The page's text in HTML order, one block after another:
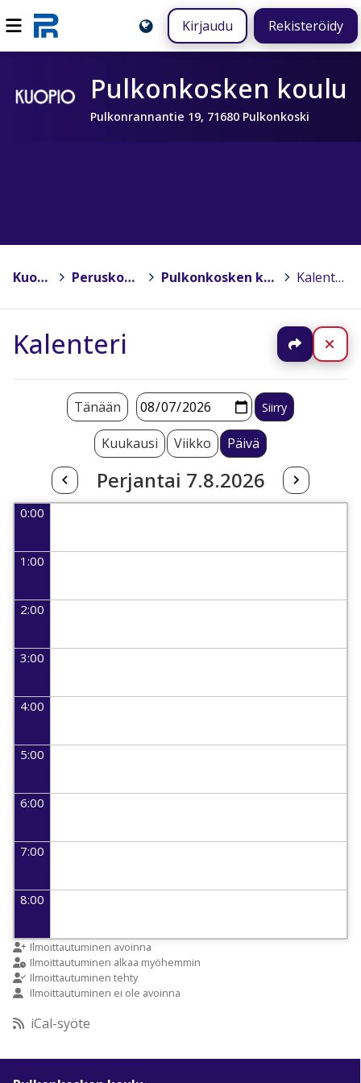
Kirjaudu Rekisteröidy
Pulkonkosken koulu
Pulkonrannantie 19, 71680 Pulkonkoski
Kuopio > Peruskoulut > Pulkonkosken koulu > Kalenteri
Kalenteri Jaa
Kuukausi Viikko Päivä
Perjantai 7.8.2026
Tänään
0:00
1:00
2:00
3:00
4:00
5:00
6:00
7:00
8:00
9:00
10:00
Ilmoittautuminen avoinna
Ilmoittautuminen alkaa myöhemmin
Ilmoittautuminen tehty
Ilmoittautuminen ei ole avoinna
iCal-syöte